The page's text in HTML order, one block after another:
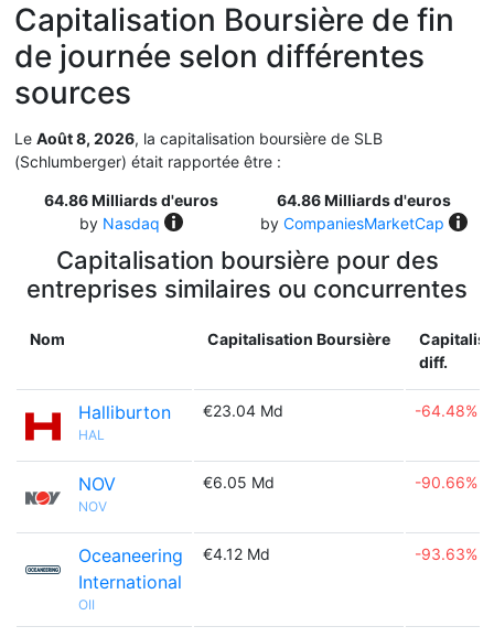
Capitalisation Boursière de fin
de journée selon différentes
sources
Le Août 8, 2026, la capitalisation boursière de SLB
(Schlumberger) était rapportée être :
64.86 Milliards d'euros
by Nasdaq
64.86 Milliards d'euros
by CompaniesMarketCap
Capitalisation boursière pour des
entreprises similaires ou concurrentes
Nom Capitalisation Boursière
diff.
Halliburton
HAL
€23.04 Md -64.48%
NOV
NOV
€6.05 Md -90.66%
Oceaneering
International
OII
€4.12 Md -93.63%